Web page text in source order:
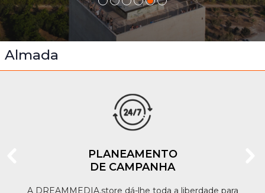
Almada
PLANEAMENTO
DE CAMPANHA
A DREAMMEDIA.store dá-lhe toda a liberdade para